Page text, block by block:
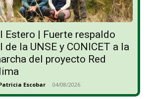
Estero | Fuerte respaldo
la UNSE y CONICET a la
del proyecto Red
Escobar - 04/08/2026